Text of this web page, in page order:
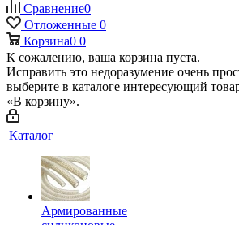
Сравнение0
Отложенные 0
Корзина0 0
К сожалению, ваша корзина пуста.
Исправить это недоразумение очень
выберите в каталоге интересующий
«В корзину».
Каталог
Армированные